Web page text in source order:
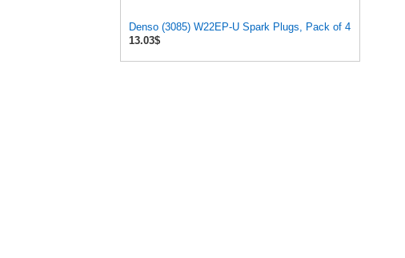
Denso (3085) W22EP-U Spark Plugs, Pack of 4
13.03$